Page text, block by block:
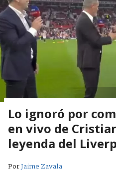
Lo ignoró por
en vivo de
leyenda del
PorJaime Zavala